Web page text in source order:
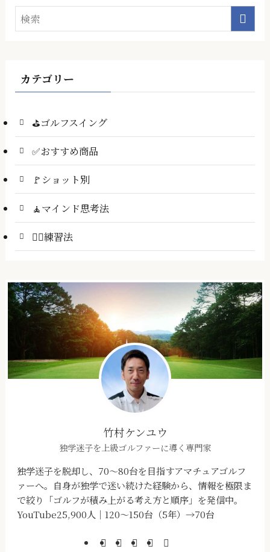
カテゴリー
⛳ゴルフスイング
✅おすすめ商品
🚩ショット別
🧘マインド思考法
🏌️‍♂️練習法
竹村ケンユウ
独学迷子を上級ゴルファーに導く専門家
独学迷子を脱却し、70～80台を目指すアマチュアゴルフ
ァーへ。自身が独学で迷い続けた経験から、情報を極限ま
で絞り「ゴルフが積み上がる考え方と順序」を発信中。
YouTube25,900人｜120～150台（5年）→70台